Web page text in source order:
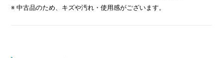
※ 中古品のため、キズや汚れ・使用感がございます。